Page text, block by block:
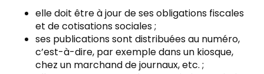
elle doit être à jour de ses obligations fiscales
et de cotisations sociales ;
ses publications sont distribuées au numéro,
c’est-à-dire, par exemple dans un kiosque,
chez un marchand de journaux, etc. ;